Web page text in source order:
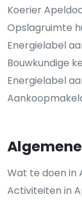
Koerier
Opslagruimte
Energielabel
Bouwkundige
Energielabel
Wat te doen in
Activiteiten in